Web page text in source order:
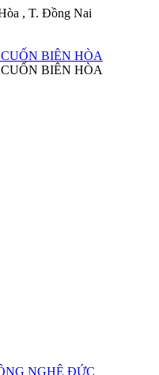
, T. Đồng Nai
NGHỆ ĐỨC